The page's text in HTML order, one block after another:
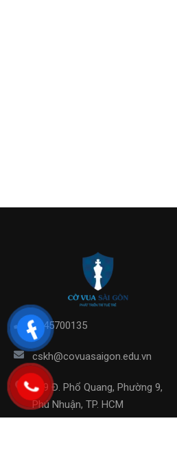
0845700135
cskh@covuasaigon.edu.vn
119 Đ. Phổ Quang, Phường 9,
Phú Nhuận, TP. HCM